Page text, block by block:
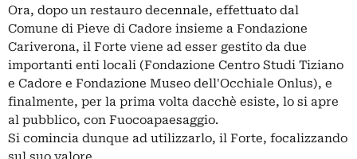
Ora, dopo un restauro decennale, effettuato dal
Comune di Pieve di Cadore insieme a Fondazione
Cariverona, il Forte viene ad esser gestito da due
importanti enti locali (Fondazione Centro Studi Tiziano
e Cadore e Fondazione Museo dell'Occhiale Onlus), e
finalmente, per la prima volta dacchè esiste, lo si apre
al pubblico, con Fuocoapaesaggio.
Si comincia dunque ad utilizzarlo, il Forte, focalizzando